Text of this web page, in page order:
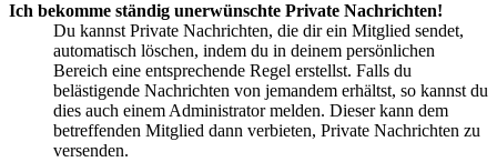
Ich bekomme ständig unerwünschte Private Nachrichten!
Du kannst Private Nachrichten, die dir ein Mitglied sendet,
automatisch löschen, indem du in deinem persönlichen
Bereich eine entsprechende Regel erstellst. Falls du
belästigende Nachrichten von jemandem erhältst, so kannst du
dies auch einem Administrator melden. Dieser kann dem
betreffenden Mitglied dann verbieten, Private Nachrichten zu
versenden.